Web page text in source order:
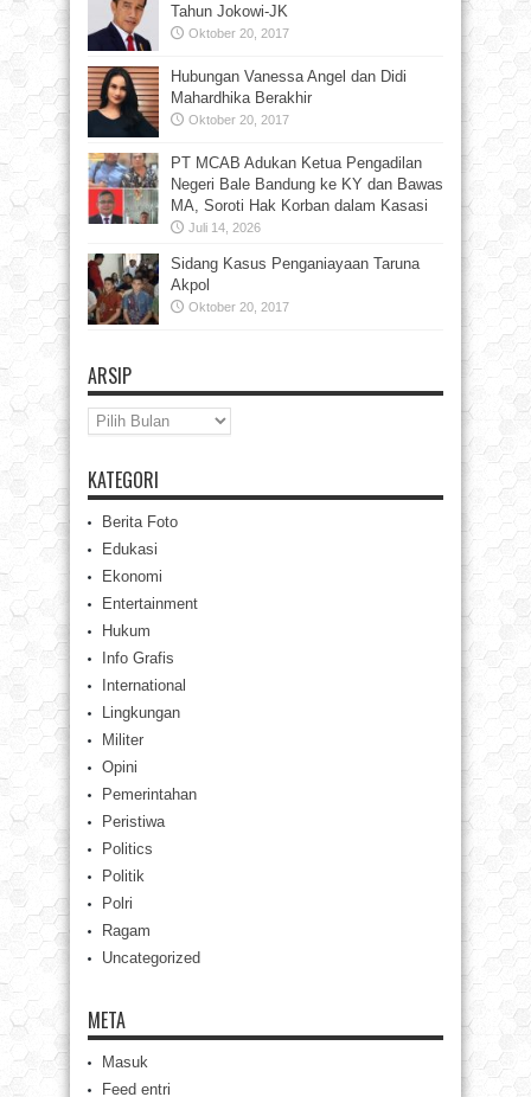
Tahun Jokowi-JK
Oktober 20, 2017
Hubungan Vanessa Angel dan Didi
Mahardhika Berakhir
Oktober 20, 2017
PT MCAB Adukan Ketua Pengadilan
Negeri Bale Bandung ke KY dan Bawas
MA, Soroti Hak Korban dalam Kasasi
Juli 14, 2026
Sidang Kasus Penganiayaan Taruna
Akpol
Oktober 20, 2017
ARSIP
Arsip
KATEGORI
Berita Foto
Edukasi
Ekonomi
Entertainment
Hukum
Info Grafis
International
Lingkungan
Militer
Opini
Pemerintahan
Peristiwa
Politics
Politik
Polri
Ragam
Uncategorized
META
Masuk
Feed entri